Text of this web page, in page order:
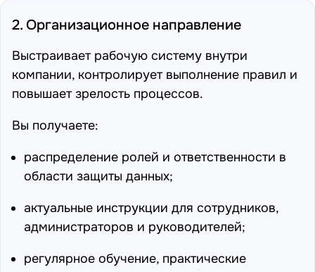
2. Организационное направление
Выстраивает рабочую систему внутри
компании, контролирует выполнение правил и
повышает зрелость процессов.
Вы получаете:
распределение ролей и ответственности в
области защиты данных;
актуальные инструкции для сотрудников,
администраторов и руководителей;
регулярное обучение, практические